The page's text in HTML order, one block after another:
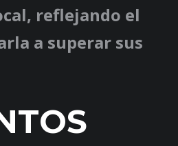
reflejando el
a superar sus